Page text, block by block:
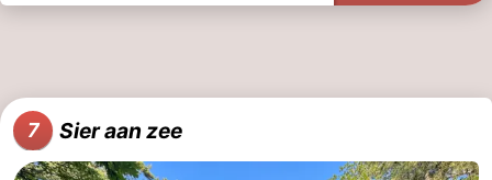
7 Sier aan zee